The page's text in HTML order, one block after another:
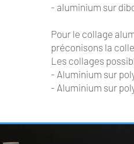
- aluminium sur
Pour le collage
préconisons la
Les collages
- Aluminium sur
- Aluminium sur